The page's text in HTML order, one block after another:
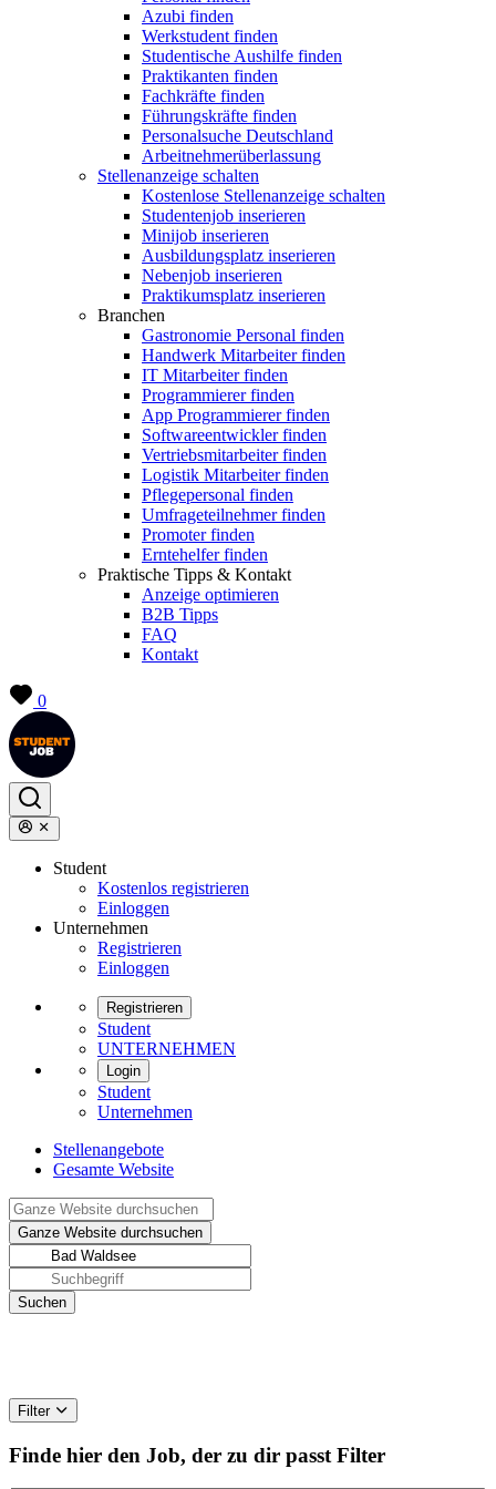
Azubi finden
Werkstudent finden
Studentische Aushilfe finden
Praktikanten finden
Fachkräfte finden
Führungskräfte finden
Personalsuche Deutschland
Arbeitnehmerüberlassung
Stellenanzeige schalten
Kostenlose Stellenanzeige schalten
Studentenjob inserieren
Minijob inserieren
Ausbildungsplatz inserieren
Nebenjob inserieren
Praktikumsplatz inserieren
Branchen
Gastronomie Personal finden
Handwerk Mitarbeiter finden
IT Mitarbeiter finden
Programmierer finden
App Programmierer finden
Softwareentwickler finden
Vertriebsmitarbeiter finden
Logistik Mitarbeiter finden
Pflegepersonal finden
Umfrageteilnehmer finden
Promoter finden
Erntehelfer finden
Praktische Tipps & Kontakt
Anzeige optimieren
B2B Tipps
FAQ
Kontakt
0
Student
Kostenlos registrieren
Einloggen
Unternehmen
Registrieren
Einloggen
Registrieren
Student
UNTERNEHMEN
Login
Student
Unternehmen
Stellenangebote
Gesamte Website
Filter
Finde hier den Job, der zu dir passt Filter